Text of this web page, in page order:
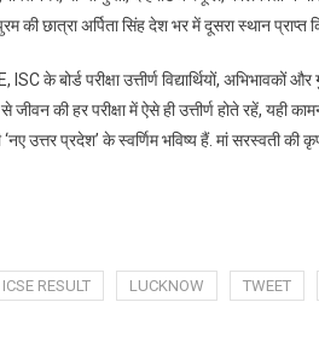
छात्रा अर्पिता सिंह देश भर में दूसरा स्थान प्राप्त
के बोर्ड परीक्षा उत्तीर्ण विद्यार्थियों, अभिभावकों
की हर परीक्षा में ऐसे ही उत्तीर्ण होते रहें, यही
‘नए उत्तर प्रदेश’ के स्वर्णिम भविष्य हैं. मां सरस्वती की
ICSE RESULT LUCKNOW TWEET